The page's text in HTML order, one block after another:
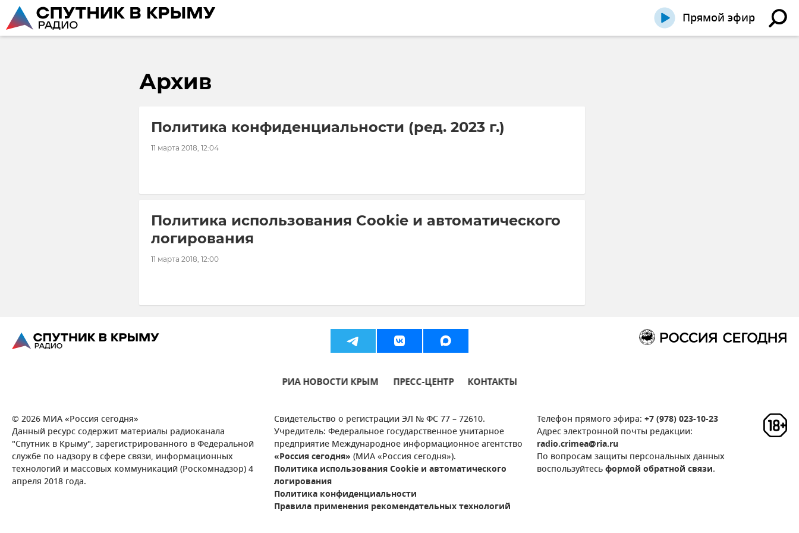
Прямой эфир
Архив
Политика конфиденциальности (ред. 2023 г.)
11 марта 2018, 12:04
Политика использования Cookie и автоматического
логирования
11 марта 2018, 12:00
РИА НОВОСТИ КРЫМ ПРЕСС-ЦЕНТР КОНТАКТЫ
© 2026 МИА «Россия сегодня»
Данный ресурс содержит материалы радиоканала
"Спутник в Крыму", зарегистрированного в Федеральной
службе по надзору в сфере связи, информационных
технологий и массовых коммуникаций (Роскомнадзор) 4
апреля 2018 года.
Свидетельство о регистрации ЭЛ № ФС 77 – 72610.
Учредитель: Федеральное государственное унитарное
предприятие Международное информационное агентство
«Россия сегодня» (МИА «Россия сегодня»).
Политика использования Cookie и автоматического
логирования
Политика конфиденциальности
Правила применения рекомендательных технологий
Телефон прямого эфира: +7 (978) 023-10-23
Адрес электронной почты редакции:
radio.crimea@ria.ru
По вопросам защиты персональных данных
воспользуйтесьформой обратной связи.